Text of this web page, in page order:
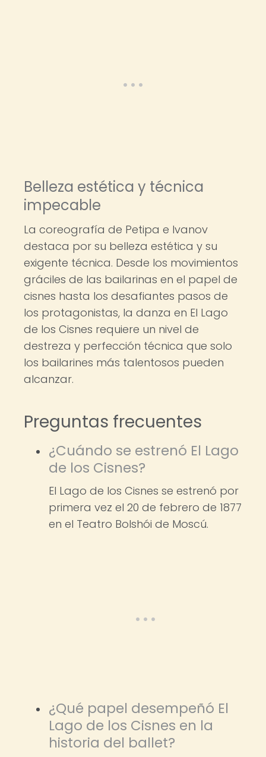
Belleza estética y técnica
impecable
La coreografía de Petipa e Ivanov
destaca por su belleza estética y su
exigente técnica. Desde los movimientos
gráciles de las bailarinas en el papel de
cisnes hasta los desafiantes pasos de
los protagonistas, la danza en El Lago
de los Cisnes requiere un nivel de
destreza y perfección técnica que solo
los bailarines más talentosos pueden
alcanzar.
Preguntas frecuentes
¿Cuándo se estrenó El Lago
de los Cisnes?
El Lago de los Cisnes se estrenó por
primera vez el 20 de febrero de 1877
en el Teatro Bolshói de Moscú.
¿Qué papel desempeñó El
Lago de los Cisnes en la
historia del ballet?